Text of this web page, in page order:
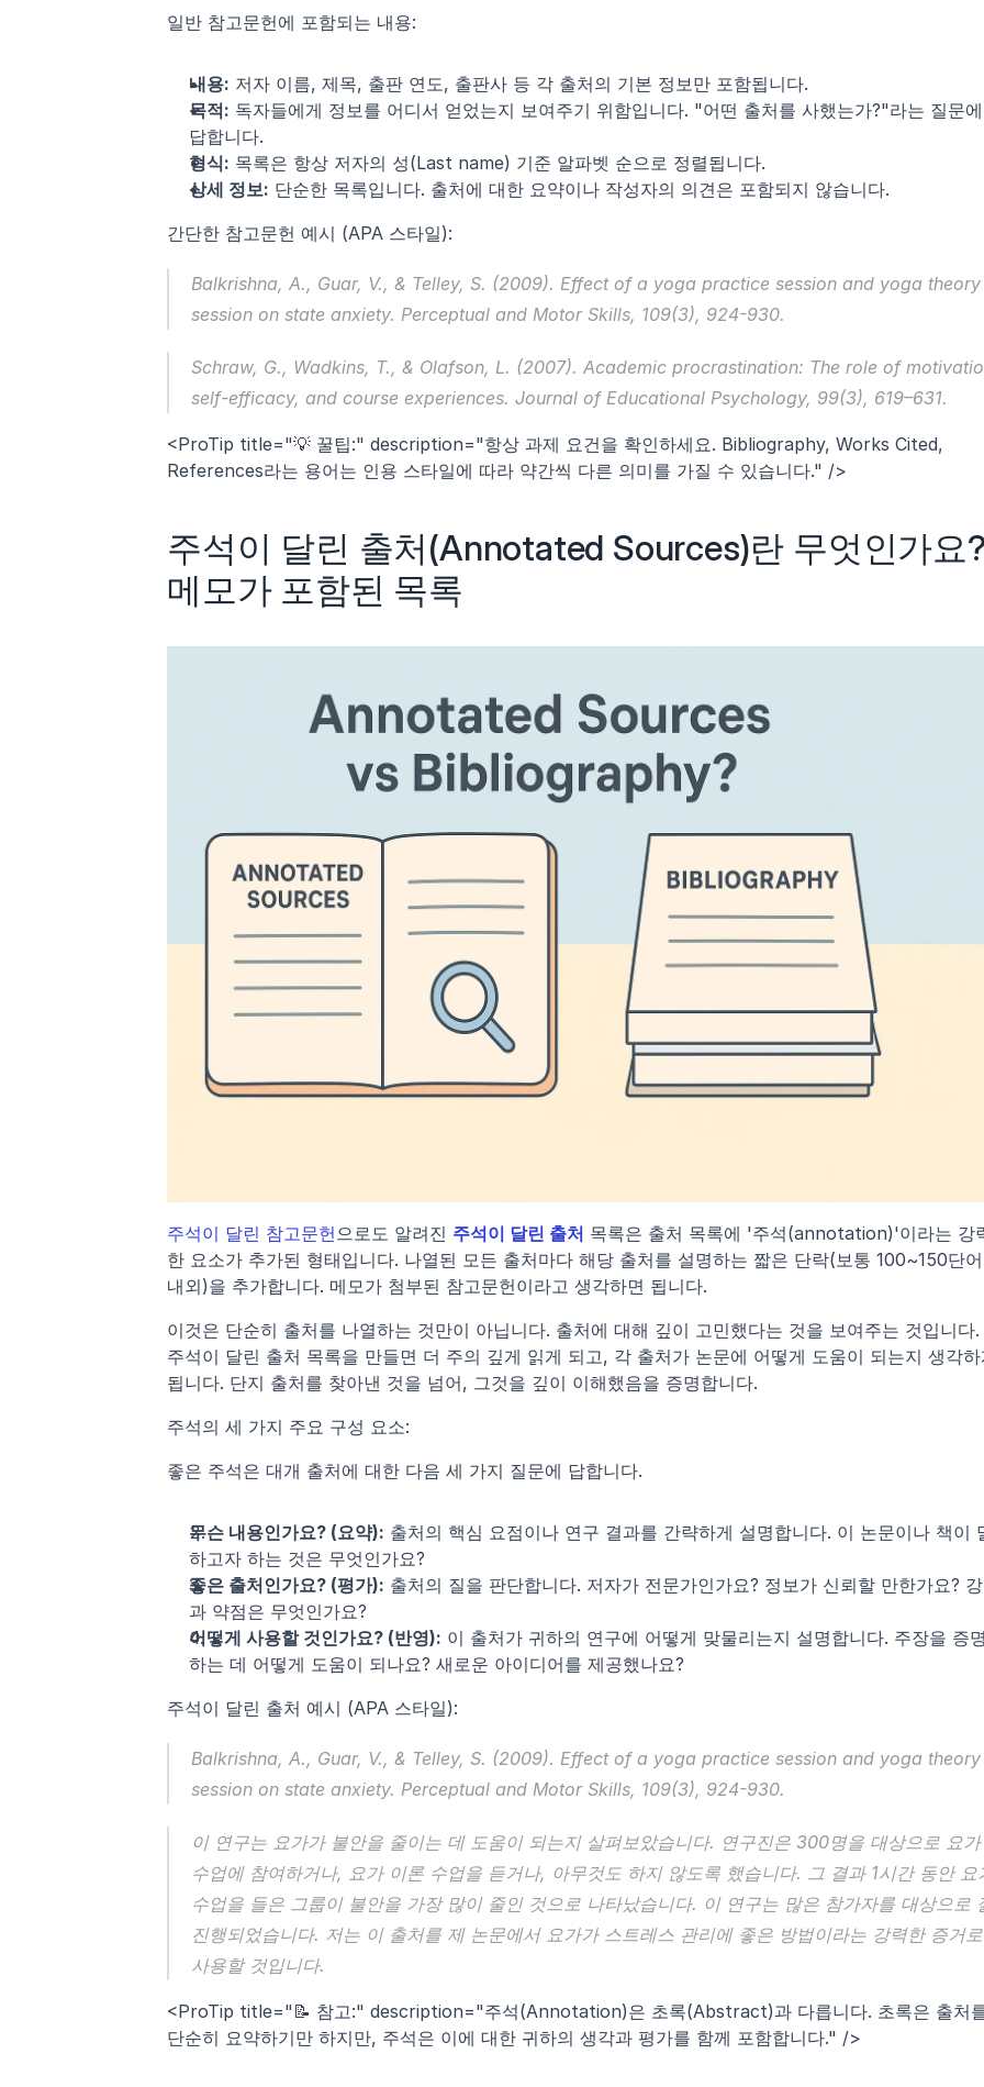
일반 참고문헌에 포함되는 내용:
내용: 저자 이름, 제목, 출판 연도, 출판사 등 각 출처의 기본 정보만 포함됩니다.
목적: 독자들에게 정보를 어디서 얻었는지 보여주기 위함입니다. "어떤 출처를 사했는가?"라는 질문에
답합니다.
형식: 목록은 항상 저자의 성(Last name) 기준 알파벳 순으로 정렬됩니다.
상세 정보: 단순한 목록입니다. 출처에 대한 요약이나 작성자의 의견은 포함되지 않습니다.
간단한 참고문헌 예시 (APA 스타일):
Balkrishna, A., Guar, V., & Telley, S. (2009). Effect of a yoga practice session and yoga theory
session on state anxiety. Perceptual and Motor Skills, 109(3), 924-930.
Schraw, G., Wadkins, T., & Olafson, L. (2007). Academic procrastination: The role of
self-efficacy, and course experiences. Journal of Educational Psychology, 99(3), 619–631.
<ProTip title="💡 꿀팁:" description="항상 과제 요건을 확인하세요. Bibliography, Works Cited,
References라는 용어는 인용 스타일에 따라 약간씩 다른 의미를 가질 수 있습니다." />
주석이 달린 출처(Annotated Sources)란 무엇인가요
메모가 포함된 목록
주석이 달린 참고문헌으로도 알려진 주석이 달린 출처 목록은 출처 목록에 '주석(annotation)'이라는 강
한 요소가 추가된 형태입니다. 나열된 모든 출처마다 해당 출처를 설명하는 짧은 단락(보통 100~150단어
내외)을 추가합니다. 메모가 첨부된 참고문헌이라고 생각하면 됩니다.
이것은 단순히 출처를 나열하는 것만이 아닙니다. 출처에 대해 깊이 고민했다는 것을 보여주는 것입니다.
주석이 달린 출처 목록을 만들면 더 주의 깊게 읽게 되고, 각 출처가 논문에 어떻게 도움이 되는지 생각
됩니다. 단지 출처를 찾아낸 것을 넘어, 그것을 깊이 이해했음을 증명합니다.
주석의 세 가지 주요 구성 요소:
좋은 주석은 대개 출처에 대한 다음 세 가지 질문에 답합니다.
무슨 내용인가요? (요약): 출처의 핵심 요점이나 연구 결과를 간략하게 설명합니다. 이 논문이나 책이
하고자 하는 것은 무엇인가요?
좋은 출처인가요? (평가): 출처의 질을 판단합니다. 저자가 전문가인가요? 정보가 신뢰할 만한가요?
과 약점은 무엇인가요?
어떻게 사용할 것인가요? (반영): 이 출처가 귀하의 연구에 어떻게 맞물리는지 설명합니다. 주장을 증
하는 데 어떻게 도움이 되나요? 새로운 아이디어를 제공했나요?
주석이 달린 출처 예시 (APA 스타일):
Balkrishna, A., Guar, V., & Telley, S. (2009). Effect of a yoga practice session and yoga theory
session on state anxiety. Perceptual and Motor Skills, 109(3), 924-930.
이 연구는 요가가 불안을 줄이는 데 도움이 되는지 살펴보았습니다. 연구진은 300명을 대상으로 요가
수업에 참여하거나, 요가 이론 수업을 듣거나, 아무것도 하지 않도록 했습니다. 그 결과 1시간 동안 요
수업을 들은 그룹이 불안을 가장 많이 줄인 것으로 나타났습니다. 이 연구는 많은 참가자를 대상으로
진행되었습니다. 저는 이 출처를 제 논문에서 요가가 스트레스 관리에 좋은 방법이라는 강력한 증거로
사용할 것입니다.
<ProTip title="📝 참고:" description="주석(Annotation)은 초록(Abstract)과 다릅니다. 초록은 출처
단순히 요약하기만 하지만, 주석은 이에 대한 귀하의 생각과 평가를 함께 포함합니다." />